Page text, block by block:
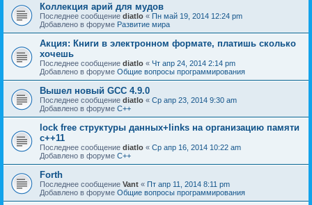
Коллекция арий для мудов
Последнее сообщение diatlo « Пн май 19, 2014 12:24 pm
Добавлено в форуме Развитие мира
Акция: Книги в электронном формате, платишь сколько
хочешь
Последнее сообщение diatlo « Чт апр 24, 2014 2:14 pm
Добавлено в форуме Общие вопросы программирования
Вышел новый GCC 4.9.0
Последнее сообщение diatlo « Ср апр 23, 2014 9:30 am
Добавлено в форуме C++
lock free структуры данных+links на организацию памяти
c++11
Последнее сообщение diatlo « Ср апр 16, 2014 10:22 am
Добавлено в форуме C++
Forth
Последнее сообщение Vant « Пт апр 11, 2014 8:11 pm
Добавлено в форуме Общие вопросы программирования